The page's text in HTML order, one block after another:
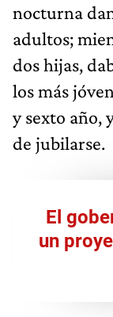
nocturna
adultos;
dos hijas,
los más
y sexto año,
de jubilarse.
El
un